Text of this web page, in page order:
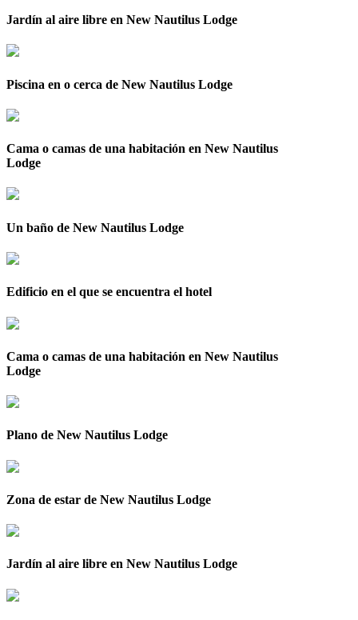
Jardín al aire libre en New Nautilus Lodge
Piscina en o cerca de New Nautilus Lodge
Cama o camas de una habitación en New Nautilus
Lodge
Un baño de New Nautilus Lodge
Edificio en el que se encuentra el hotel
Cama o camas de una habitación en New Nautilus
Lodge
Plano de New Nautilus Lodge
Zona de estar de New Nautilus Lodge
Jardín al aire libre en New Nautilus Lodge